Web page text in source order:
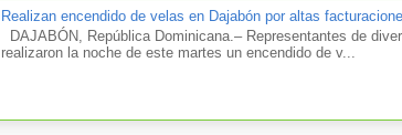
Realizan encendido de velas en Dajabón por altas
DAJABÓN, República Dominicana.– Representantes de
realizaron la noche de este martes un encendido de v...